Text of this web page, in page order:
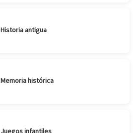
Historia antigua
Memoria histórica
Juegos infantiles